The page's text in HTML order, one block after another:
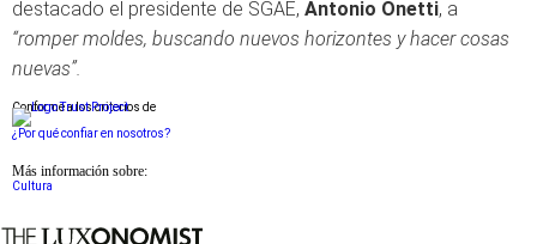
destacado el presidente de SGAE, Antonio Onetti, a
“romper moldes, buscando nuevos horizontes y hacer cosas
nuevas”.
Conforme a los criterios de
¿Por qué confiar en nosotros?
Más información sobre:
Cultura